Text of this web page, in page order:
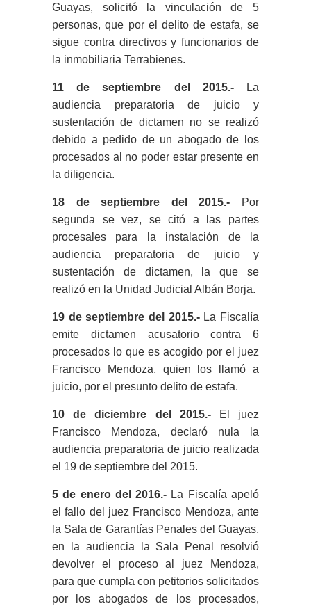
Guayas, solicitó la vinculación de 5
personas, que por el delito de estafa, se
sigue contra directivos y funcionarios de
la inmobiliaria Terrabienes.
11 de septiembre del 2015.-La
audiencia preparatoria de juicio y
sustentación de dictamen no se realizó
debido a pedido de un abogado de los
procesados al no poder estar presente en
la diligencia.
18 de septiembre del 2015.- Por
segunda se vez, se citó a las partes
procesales para la instalación de la
audiencia preparatoria de juicio y
sustentación de dictamen, la que se
realizó en la Unidad Judicial Albán Borja.
19 de septiembre del 2015.-La Fiscalía
emite dictamen acusatorio contra 6
procesados lo que es acogido por el juez
Francisco Mendoza, quien los llamó a
juicio, por el presunto delito de estafa.
10 de diciembre del 2015.-El juez
Francisco Mendoza, declaró nula la
audiencia preparatoria de juicio realizada
el 19 de septiembre del 2015.
5 de enero del 2016.- La Fiscalía apeló
el fallo del juez Francisco Mendoza, ante
la Sala de Garantías Penales del Guayas,
en la audiencia la Sala Penal resolvió
devolver el proceso al juez Mendoza,
para que cumpla con petitorios solicitados
por los abogados de los procesados,